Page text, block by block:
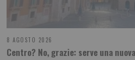
8 AGOSTO 2026
Centro? No, grazie: serve una